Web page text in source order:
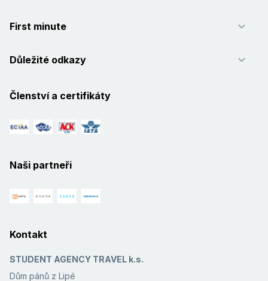
First minute
Důležité odkazy
Členství a certifikáty
Naši partneři
Kontakt
STUDENT AGENCY TRAVEL k.s.
Dům pánů z Lipé